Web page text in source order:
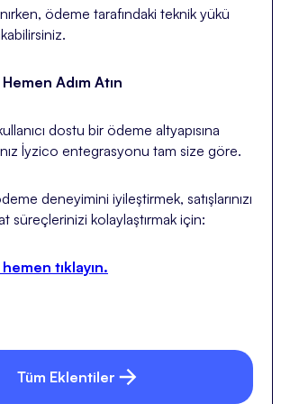
ödeme tarafındaki teknik yükü
Adım Atın
dostu bir ödeme altyapısına
İyzico entegrasyonu tam size göre.
deneyimini iyileştirmek, satışlarınızı
süreçlerinizi kolaylaştırmak için:
tıklayın.
Tüm Eklentiler